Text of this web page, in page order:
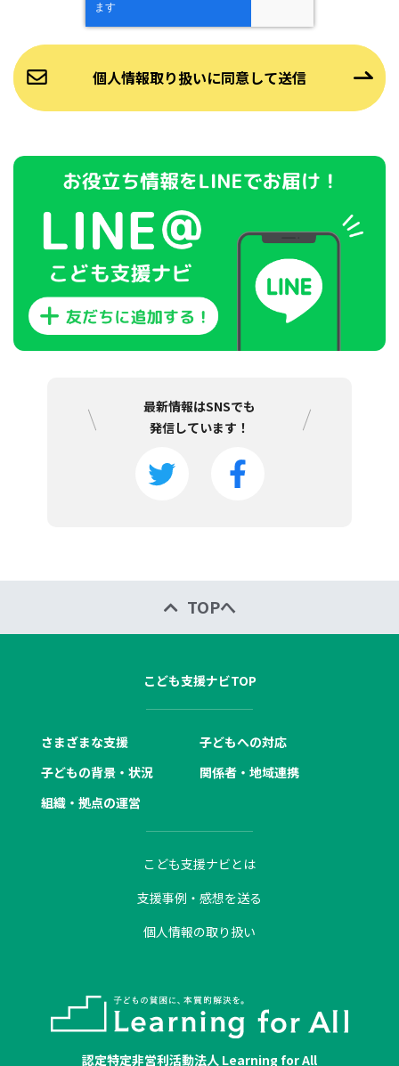
最新情報はSNSでも
発信しています！
TOPへ
こども支援ナビTOP
さまざまな支援
子どもへの対応
子どもの背景・状況
関係者・地域連携
組織・拠点の運営
こども支援ナビとは
支援事例・感想を送る
個人情報の取り扱い
認定特定非営利活動法人 Learning for All